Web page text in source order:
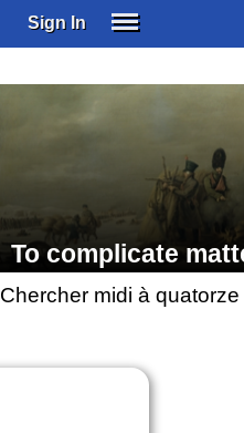
Sign In
GIFT
OTHER
ABOUT
To complicate
Chercher midi à